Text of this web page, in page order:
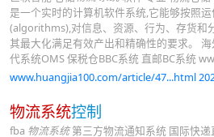
是一个实时的计算机软件系统,它能够按照
(algorithms),对信息、资源、行为、存货和
其最大化满足有效产出和精确性的要求。
代系统OMS 保税仓BBC系统 直邮BC系统
www.huangjia100.com/article/47...html
物流系统控制
fba 物流系统第三方物流通知系统 国际快